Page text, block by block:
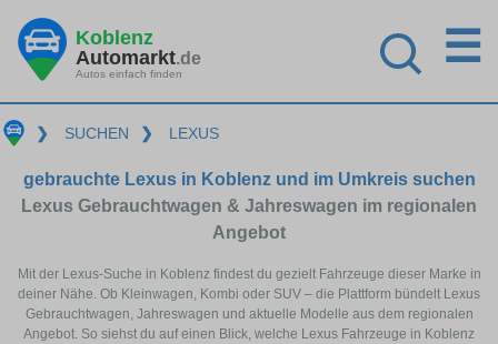
Koblenz
Automarkt.de
Autos einfach finden
☰
❯ SUCHEN ❯ LEXUS
gebrauchte Lexus in Koblenz und im Umkreis suchen
Lexus Gebrauchtwagen & Jahreswagen im regionalen
Angebot
Mit der Lexus-Suche in Koblenz findest du gezielt Fahrzeuge dieser Marke in
deiner Nähe. Ob Kleinwagen, Kombi oder SUV – die Plattform bündelt Lexus
Gebrauchtwagen, Jahreswagen und aktuelle Modelle aus dem regionalen
Angebot. So siehst du auf einen Blick, welche Lexus Fahrzeuge in Koblenz